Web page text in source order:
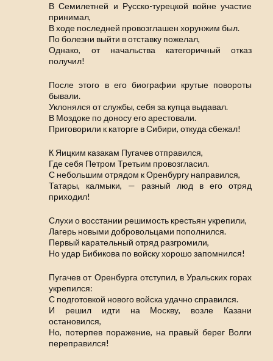
В Семилетней и Русско-турецкой войне участие
принимал,
В ходе последней провозглашен хорунжим был.
По болезни выйти в отставку пожелал,
Однако, от начальства категоричный отказ
получил!
После этого в его биографии крутые повороты
бывали.
Уклонялся от службы, себя за купца выдавал.
В Моздоке по доносу его арестовали.
Приговорили к каторге в Сибири, откуда сбежал!
К Яицким казакам Пугачев отправился,
Где себя Петром Третьим провозгласил.
С небольшим отрядом к Оренбургу направился,
Татары, калмыки, — разный люд в его отряд
приходил!
Слухи о восстании решимость крестьян укрепили,
Лагерь новыми добровольцами пополнился.
Первый карательный отряд разгромили,
Но удар Бибикова по войску хорошо запомнился!
Пугачев от Оренбурга отступил, в Уральских горах
укрепился:
С подготовкой нового войска удачно справился.
И решил идти на Москву, возле Казани
остановился,
Но, потерпев поражение, на правый берег Волги
переправился!